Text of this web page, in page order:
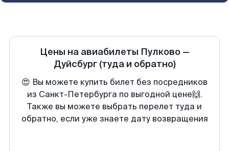
Цены на авиабилеты Пулково—
Дуйсбург (туда и обратно)
😍 Вы можете купить билет без посредников
из Санкт-Петербурга по выгодной цене🙌.
Также вы можете выбрать перелет туда и
обратно, если уже знаете дату возвращения